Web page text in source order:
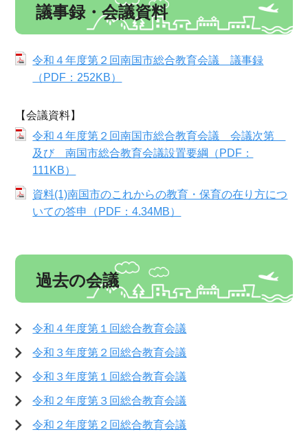
議事録・会議資料
令和４年度第２回南国市総合教育会議 議事録
（PDF：252KB）
【会議資料】
令和４年度第２回南国市総合教育会議 会議次第
及び 南国市総合教育会議設置要綱（PDF：
111KB）
資料(1)南国市のこれからの教育・保育の在り方につ
いての答申（PDF：4.34MB）
過去の会議
令和４年度第１回総合教育会議
令和３年度第２回総合教育会議
令和３年度第１回総合教育会議
令和２年度第３回総合教育会議
令和２年度第２回総合教育会議